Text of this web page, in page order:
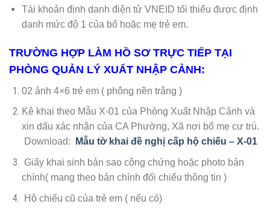
Tài khoản định danh điện tử VNEID tối thiểu được định
danh mức độ 1 của bố hoặc mẹ trẻ em.
TRƯỜNG HỢP LÀM HỒ SƠ TRỰC TIẾP TẠI
PHÒNG QUẢN LÝ XUẤT NHẬP CẢNH:
02 ảnh 4×6 trẻ em ( phông nền trắng )
Kê khai theo Mẫu X-01 của Phòng Xuất Nhập Cảnh và
xin dấu xác nhận của CA Phường, Xã nơi bố mẹ cư trú.
Download:
Mẫu tờ khai đề nghị cấp hộ chiếu – X-01
Giấy khai sinh bản sao công chứng hoặc photo bản
chính( mang theo bản chính đối chiếu thông tin )
Hộ chiếu cũ của trẻ em ( nếu có)